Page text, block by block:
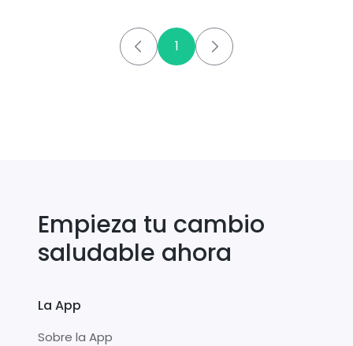
1
Empieza tu cambio
saludable ahora
La App
Sobre la App